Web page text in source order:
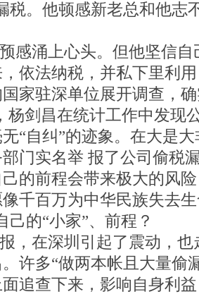
税。他顿感新老总和他志
感涌上心头。但他坚信自
依法纳税，并私下里利
家驻深单位展开调查，
杨剑昌在统计工作中发现
“自纠”的迹象。在大是
门实名举 报了公司偷税
的前程会带来极大的风
千百万为中华民族失去
己的“小家”、前程？
，在深圳引起了震动，也
许多“做两本帐且大量偷
追查下来，影响自身利